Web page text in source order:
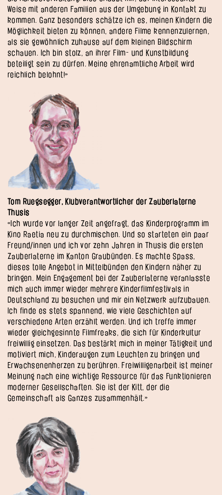
Weise mit anderen Familien aus der Umgebung in Kontakt zu
kommen. Ganz besonders schätze ich es, meinen Kindern die
Möglichkeit bieten zu können, andere Filme kennenzulernen,
als sie gewöhnlich zuhause auf dem kleinen Bildschirm
schauen. Ich bin stolz, an ihrer Film- und Kunstbildung
beteiligt sein zu dürfen. Meine ehrenamtliche Arbeit wird
reichlich belohnt!»
Tom Ruegsegger, Klubverantwortlicher der Zauberlaterne
Thusis
«Ich wurde vor langer Zeit angefragt, das Kinderprogramm im
Kino Raetia neu zu durchmischen. Und so starteten ein paar
Freund/innen und ich vor zehn Jahren in Thusis die ersten
Zauberlaterne im Kanton Graubünden. Es machte Spass,
dieses tolle Angebot in Mittelbünden den Kindern näher zu
bringen. Mein Engagement bei der Zauberlaterne veranlasste
mich auch immer wieder mehrere Kinderfilmfestivals in
Deutschland zu besuchen und mir ein Netzwerk aufzubauen.
Ich finde es stets spannend, wie viele Geschichten auf
verschiedene Arten erzählt werden. Und ich treffe immer
wieder gleichgesinnte Filmfreaks, die sich für Kinderkultur
freiwillig einsetzen. Das bestärkt mich in meiner Tätigkeit und
motiviert mich, Kinderaugen zum Leuchten zu bringen und
Erwachsenenherzen zu berühren. Freiwilligenarbeit ist meiner
Meinung nach eine wichtige Ressource für das Funktionieren
moderner Gesellschaften. Sie ist der Kitt, der die
Gemeinschaft als Ganzes zusammenhält.»